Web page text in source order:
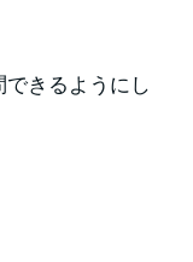
きるようにし